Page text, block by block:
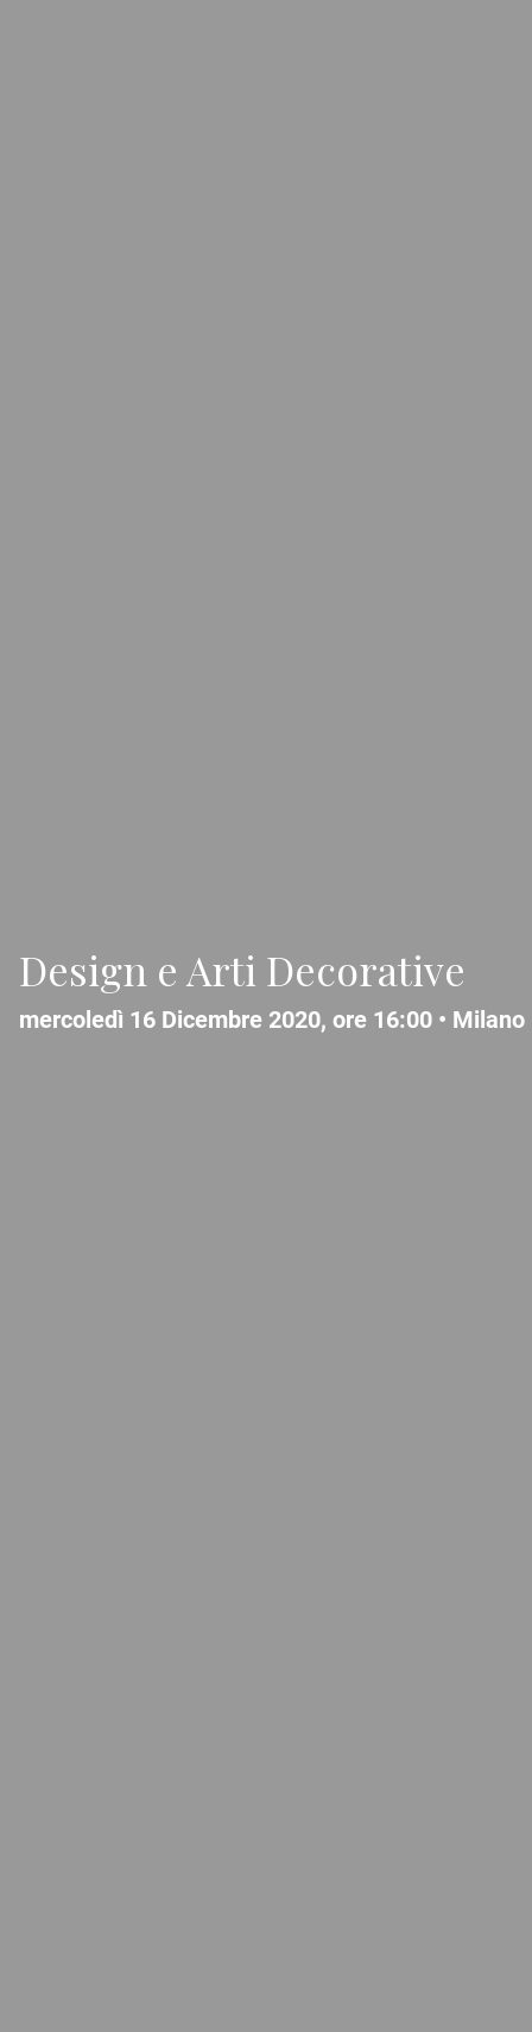
Design e Arti Decorative
mercoledì 16 Dicembre 2020, ore 16:00 • Milano